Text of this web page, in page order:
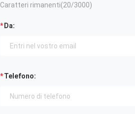
Caratteri rimanenti(20/3000)
Da:
Telefono: